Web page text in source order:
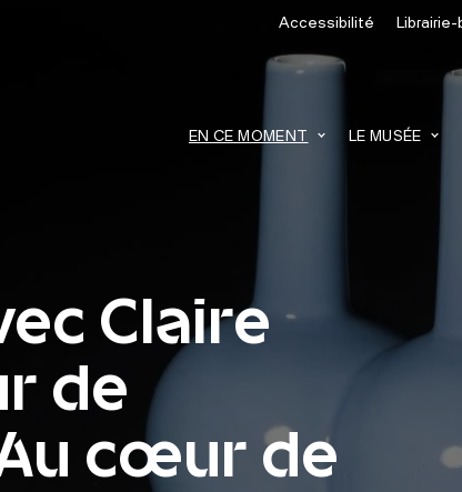
EN CE MOMENT LE MUSÉE
Accessibilité
Claire
de
cœur de